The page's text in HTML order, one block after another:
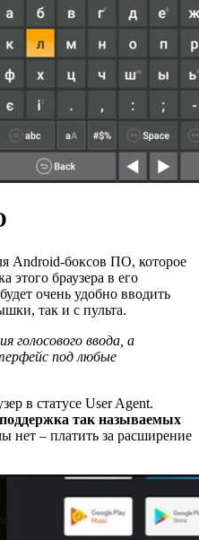
Android-боксов ПО, которое
этого браузера в его
очень удобно вводить
так и с пульта.
голосового ввода, а
под любые
в статусе User Agent.
так называемых
нет – платить за расширение